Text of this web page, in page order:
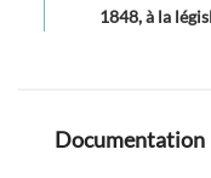
1848, à la
Documentation